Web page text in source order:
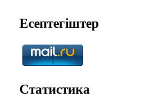
Есептегіштер
Статистика